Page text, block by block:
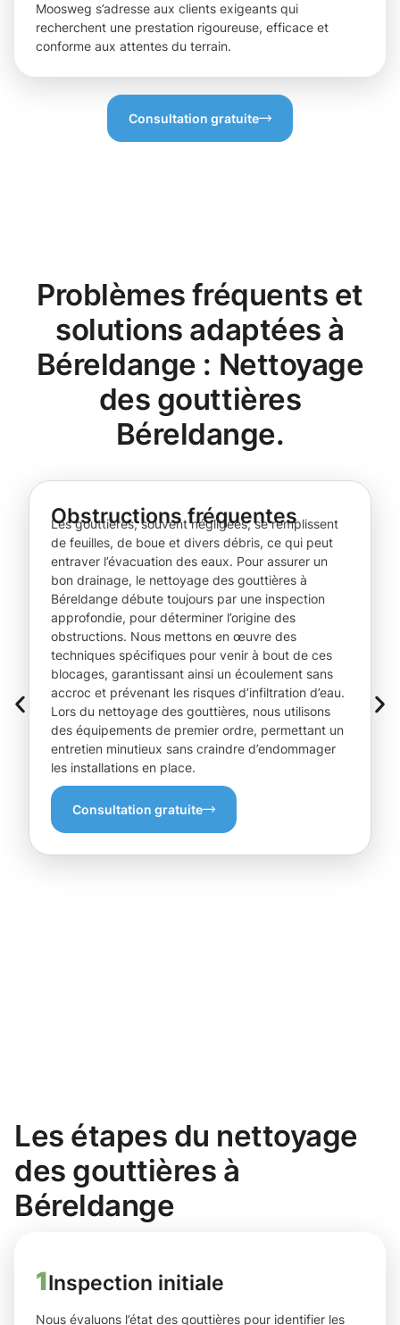
Moosweg s’adresse aux clients exigeants qui
recherchent une prestation rigoureuse, efficace et
conforme aux attentes du terrain.
Consultation gratuite
Problèmes fréquents et
solutions adaptées à
Béreldange : Nettoyage
des gouttières
Béreldange.
Obstructions fréquentes
Les gouttières, souvent négligées, se remplissent
de feuilles, de boue et divers débris, ce qui peut
entraver l’évacuation des eaux. Pour assurer un
bon drainage, le nettoyage des gouttières à
Béreldange débute toujours par une inspection
approfondie, pour déterminer l’origine des
obstructions. Nous mettons en œuvre des
techniques spécifiques pour venir à bout de ces
blocages, garantissant ainsi un écoulement sans
accroc et prévenant les risques d’infiltration d’eau.
Lors du nettoyage des gouttières, nous utilisons
des équipements de premier ordre, permettant un
entretien minutieux sans craindre d’endommager
les installations en place.
Consultation gratuite
Les étapes du nettoyage
des gouttières à
Béreldange
1Inspection initiale
Nous évaluons l’état des gouttières pour identifier les